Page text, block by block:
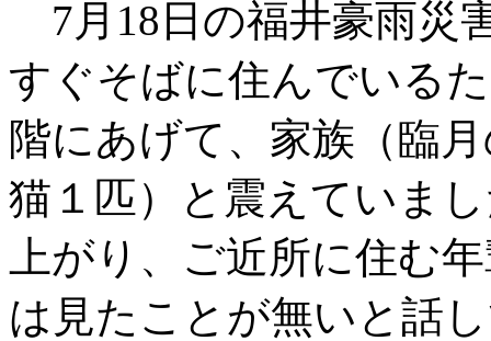
7月18日の福井豪雨災
すぐそばに住んでいる
階にあげて、家族（臨
猫１匹）と震えていま
上がり、ご近所に住む
は見たことが無いと話